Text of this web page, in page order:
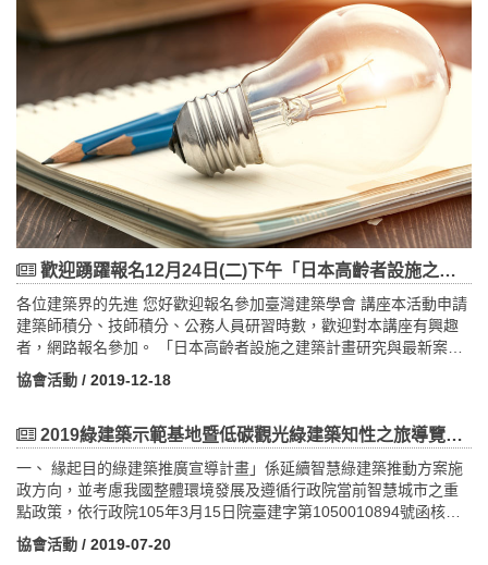
「綠建築教育示範基地參訪活動」。
歡迎踴躍報名12月24日(二)下午「日本高齡者設施之建築計畫研究與最新案例」講座
各位建築界的先進 您好歡迎報名參加臺灣建築學會 講座本活動申請
建築師積分、技師積分、公務人員研習時數，歡迎對本講座有興趣
者，網路報名參加。 「日本高齡者設施之建築計畫研究與最新案
例」講座講者：石井 敏（ISHII Satoshi）東北工業大學建築系教授/
系主任、東京大學工學博士時間：108年12月24日(二)PM14:00〜
13樓)主辦單位：臺灣建築學會協辦單位：中華民國全國建築師公
築系 活動訊息：http://www.architw.org.tw/view_article.php?
id=12952 一、若您是臺灣建築學會會員，請先輸入會員編號及密
碼，登入後報名。二、若您非學會會員，請先註冊為網路會員，再
報名。 1.請先至學會網站，左邊「加入會員」下方，按「註
協會活動 / 2019-12-18
2019綠建築示範基地暨低碳觀光綠建築知性之旅導覽解說人員培訓~開始報名~
一、 緣起目的綠建築推廣宣導計畫」係延續智慧綠建築推動方案施
政方向，並考慮我國整體環境發展及遵循行政院當前智慧城市之重
點政策，依行政院105年3月15日院臺建字第1050010894號函核定
修正之「永續智慧城市-智慧綠建築與社區推動方案(105年-108年)」
分工表之「壹、永續智慧社區創新實證：三、培養跨領域人才及建
協會活動 / 2019-07-20